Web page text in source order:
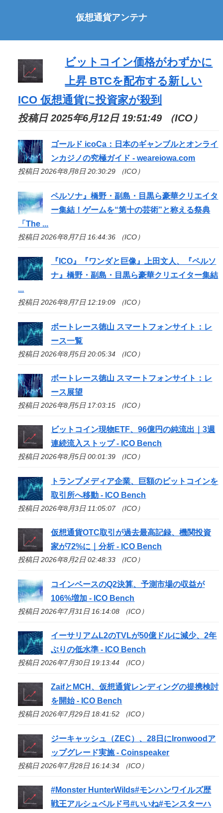
仮想通貨アンテナ
ビットコイン価格がわずかに
上昇 BTCを配布する新しい
ICO 仮想通貨に投資家が殺到
投稿日 2025年6月12日 19:51:49 （ICO）
ゴールド icoCa：日本のギャンブルとオンライ
ンカジノの究極ガイド - weareiowa.com
投稿日 2026年8月8日 20:30:29 （ICO）
ペルソナ』橋野・副島・目黒ら豪華クリエイタ
ー集結！ゲームを“第十の芸術”と称える祭典
「The ...
投稿日 2026年8月7日 16:44:36 （ICO）
『 ICO 』『ワンダと巨像』上田文人、『ペルソ
ナ』橋野・副島・目黒ら豪華クリエイター集結
...
投稿日 2026年8月7日 12:19:09 （ICO）
ボートレース徳山 スマートフォンサイト：レ
ース一覧
投稿日 2026年8月5日 20:05:34 （ICO）
ボートレース徳山 スマートフォンサイト：レ
ース展望
投稿日 2026年8月5日 17:03:15 （ICO）
ビットコイン現物ETF、96億円の純流出｜3週
連続流入ストップ - ICO Bench
投稿日 2026年8月5日 00:01:39 （ICO）
トランプメディア企業、巨額のビットコインを
取引所へ移動 - ICO Bench
投稿日 2026年8月3日 11:05:07 （ICO）
仮想通貨OTC取引が過去最高記録、機関投資
家が72%に｜分析 - ICO Bench
投稿日 2026年8月2日 02:48:33 （ICO）
コインベースのQ2決算、予測市場の収益が
106%増加 - ICO Bench
投稿日 2026年7月31日 16:14:08 （ICO）
イーサリアムL2のTVLが50億ドルに減少、2年
ぶりの低水準 - ICO Bench
投稿日 2026年7月30日 19:13:44 （ICO）
ZaifとMCH、仮想通貨レンディングの提携検討
を開始 - ICO Bench
投稿日 2026年7月29日 18:41:52 （ICO）
ジーキャッシュ（ZEC）、28日にIronwoodア
ップグレード実施 - Coinspeaker
投稿日 2026年7月28日 16:14:34 （ICO）
#Monster HunterWilds#モンハンワイルズ歴
戦王アルシュベルド弓#いいね#モンスターハ